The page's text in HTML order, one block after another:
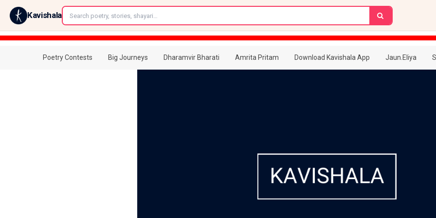
Kavishala
Poetry Contests Big Journeys Dharamvir Bharati Amrita Pritam Download Kavishala App Jaun.Eliya